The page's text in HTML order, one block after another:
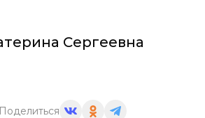
Сергеевна
Поделиться